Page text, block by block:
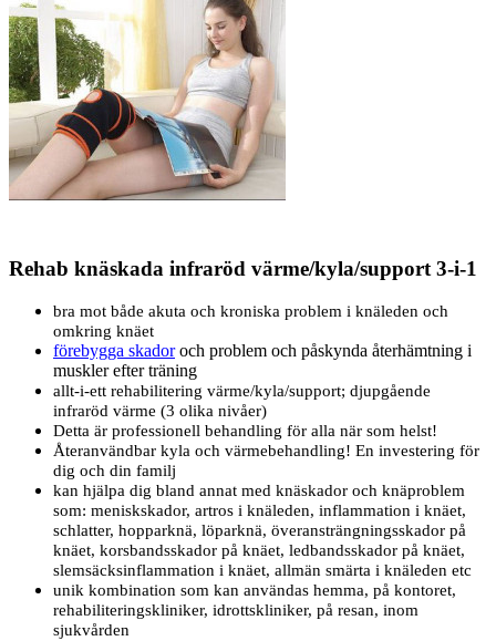
Rehab knäskada infraröd värme/kyla/support 3-i-1
bra mot både akuta och kroniska problem i knäleden och
omkring knäet
förebygga skadoroch problem och påskynda återhämtning i
muskler efter träning
allt-i-ett rehabilitering värme/kyla/support; djupgående
infraröd värme (3 olika nivåer)
Detta är professionell behandling för alla när som helst!
Återanvändbar kyla och värmebehandling! En investering för
dig och din familj
kan hjälpa dig bland annat med knäskador och knäproblem
som: meniskskador, artros i knäleden, inflammation i knäet,
schlatter, hopparknä, löparknä, överansträngningsskador på
knäet, korsbandsskador på knäet, ledbandsskador på knäet,
slemsäcksinflammation i knäet, allmän smärta i knäleden etc
unik kombination som kan användas hemma, på kontoret,
rehabiliteringskliniker, idrottskliniker, på resan, inom
sjukvården